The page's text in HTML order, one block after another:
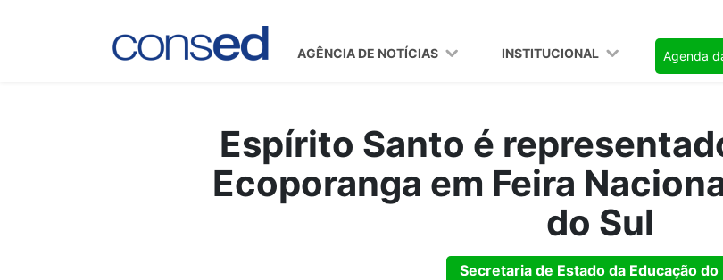
AGÊNCIA DE NOTÍCIAS INSTITUCIONAL Agenda
Espírito Santo é
Ecoporanga em Feira
do Sul
Secretaria de Estado da Educação do